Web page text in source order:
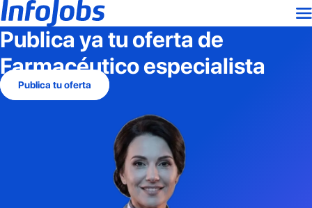
Publica ya tu oferta de
Farmacéutico especialista
Publica tu oferta